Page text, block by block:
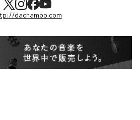
dachambo.com